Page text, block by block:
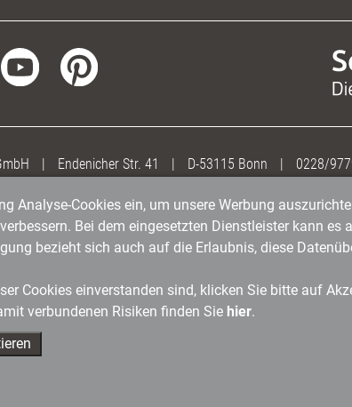
| Endenicher Str. 41 | D-53115 Bonn | 0228/
Analyse-Cookies ein, um unsere Werbung
Bei dem eingesetzten Dienstleister kann
bezieht sich auch auf die Erlaubnis, diese
Cookies einverstanden sind, klicken Sie bitte auf
verbundenen Risiken finden Sie hier.